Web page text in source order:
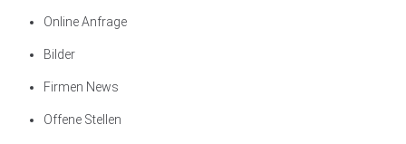
Online Anfrage
Bilder
Firmen News
Offene Stellen